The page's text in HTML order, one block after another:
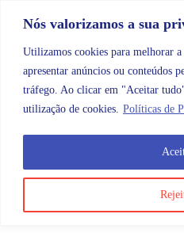
Nós valorizamos a sua
Utilizamos cookies para melhorar a
apresentar anúncios ou conteúdos
tráfego. Ao clicar em "Aceitar
utilização de cookies. Políticas de
Categorias
coxim